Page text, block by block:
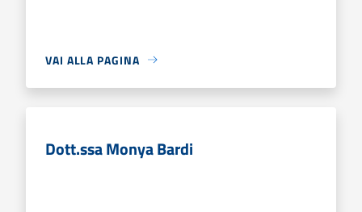
VAI ALLA PAGINA
Dott.ssa Monya Bardi